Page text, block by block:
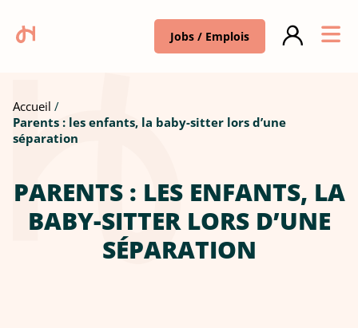
Jobs / Emplois
Accueil
Parents : les enfants, la baby-sitter lors d’une
séparation
PARENTS : LES ENFANTS, LA
BABY-SITTER LORS D’UNE
SÉPARATION